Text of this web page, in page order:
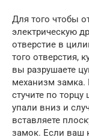
Для того чтобы
электрическую
отверстие в
того отверстия,
вы разрушаете
механизм замка.
стучите по
упали вниз и
вставляете
замок. Если ваш